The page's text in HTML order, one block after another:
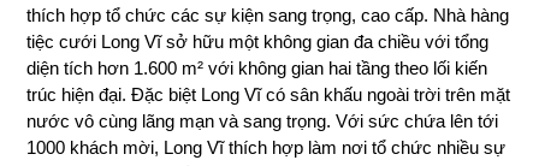
thích hợp tổ chức các sự kiện sang trọng, cao cấp. Nhà hàng
tiệc cưới Long Vĩ sở hữu một không gian đa chiều với tổng
diện tích hơn 1.600 m² với không gian hai tầng theo lối kiến
trúc hiện đại. Đặc biệt Long Vĩ có sân khấu ngoài trời trên mặt
nước vô cùng lãng mạn và sang trọng. Với sức chứa lên tới
1000 khách mời, Long Vĩ thích hợp làm nơi tổ chức nhiều sự